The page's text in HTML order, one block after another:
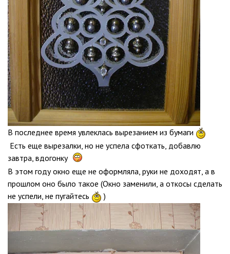
В последнее время увлеклась вырезанием из бумаги
Есть еще вырезалки, но не успела сфоткать, добавлю
завтра, вдогонку
В этом году окно еще не оформляла, руки не доходят, а в
прошлом оно было такое (Окно заменили, а откосы сделать
не успели, не пугайтесь )